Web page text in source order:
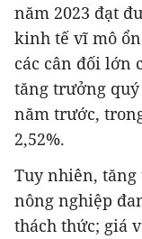
năm 2023 đạt
kinh tế vĩ mô
các cân đối lớn
tăng trưởng
năm trước,
2,52%.
Tuy nhiên,
nông nghiệp
thách thức; giá